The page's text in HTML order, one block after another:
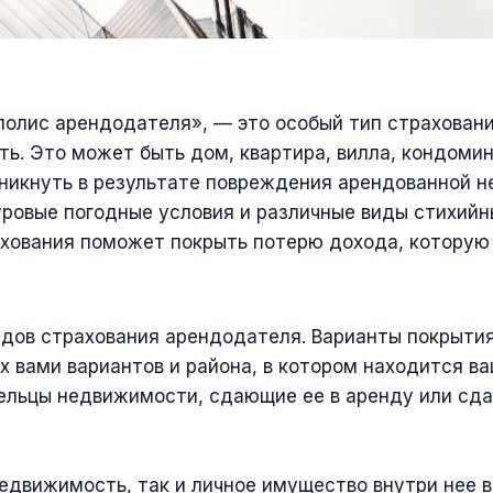
арендодателя», — это особый тип
Это может быть дом, квартира, вилла,
в результате повреждения
погодные условия и различные виды
поможет покрыть потерю дохода,
страхования арендодателя. Варианты
вами вариантов и района, в котором находится
недвижимости, сдающие ее в аренду или
так и личное имущество внутри